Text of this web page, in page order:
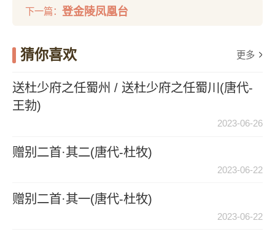
下一篇： 登金陵凤凰台
猜你喜欢 更多
送杜少府之任蜀州 / 送杜少府之任蜀川(唐代-
王勃)
2023-06-26
赠别二首·其二(唐代-杜牧)
2023-06-22
赠别二首·其一(唐代-杜牧)
2023-06-22